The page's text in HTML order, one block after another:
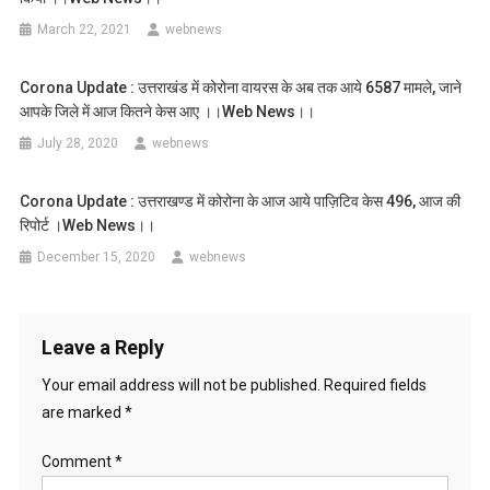
March 22, 2021 webnews
Corona Update : उत्तराखंड में कोरोना वायरस के अब तक आये 6587 मामले, जाने
आपके जिले में आज कितने केस आए ।।web News।।
July 28, 2020 webnews
Corona Update : उत्तराखण्ड में कोरोना के आज आये पाज़िटिव केस 496, आज की
रिपोर्ट ।web News।।
December 15, 2020 webnews
Leave a Reply
Your email address will not be published.
Required fields
are marked *
Comment*